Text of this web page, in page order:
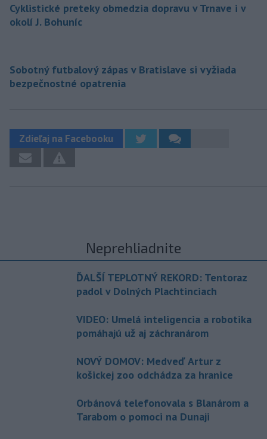
Cyklistické preteky obmedzia dopravu v Trnave i v
okolí J. Bohuníc
Sobotný futbalový zápas v Bratislave si vyžiada
bezpečnostné opatrenia
Zdieľaj na Facebooku
Neprehliadnite
ĎALŠÍ TEPLOTNÝ REKORD: Tentoraz
padol v Dolných Plachtinciach
VIDEO: Umelá inteligencia a robotika
pomáhajú už aj záchranárom
NOVÝ DOMOV: Medveď Artur z
košickej zoo odchádza za hranice
Orbánová telefonovala s Blanárom a
Tarabom o pomoci na Dunaji